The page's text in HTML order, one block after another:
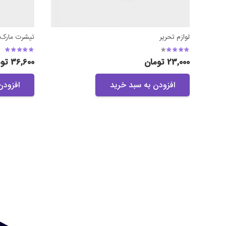
لوازم تحریر
امتیاز3.3323,000تومان
افزودن به سبد خرید
تیشرت مارک
امتیاز
36,600